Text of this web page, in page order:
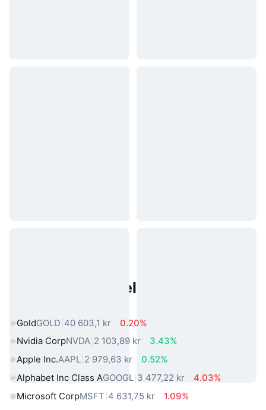
Populære eiendeler fra den
GoldGOLD 40 603,1 kr
0.20%
Nvidia CorpNVDA 2 103,89 kr
3.43%
Apple Inc.AAPL 2 979,63 kr
0.52%
Alphabet Inc Class AGOOGL 3 477,22 kr
4.03%
Microsoft CorpMSFT 4 631,75 kr
1.09%